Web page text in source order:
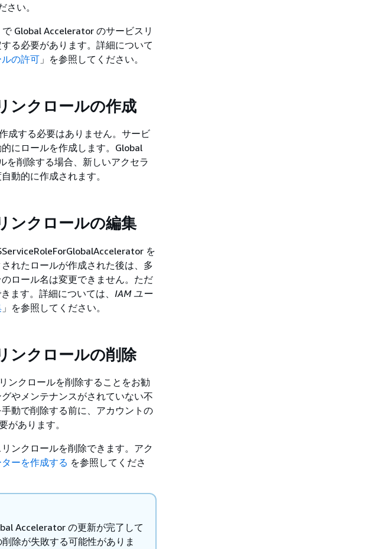
さい。
Global Accelerator のサービスリ
る必要があります。詳細について
の許可 」を参照してください。
ンクロールの作成
成する必要はありません。サービ
にロールを作成します。Global
を削除する場合、新しいアクセラ
動的に作成されます。
ンクロールの編集
を
れたロールが作成された後は、多
ロール名は変更できません。ただ
ます。詳細については、 IAM ユー
」を参照してください。
ンクロールの削除
ンクロールを削除することをお勧
やメンテナンスがされていない不
動で削除する前に、アカウントの
があります。
ンクロールを削除できます。アク
ーを作成する を参照してくださ
Accelerator の更新が完了して
除が失敗する可能性がありま